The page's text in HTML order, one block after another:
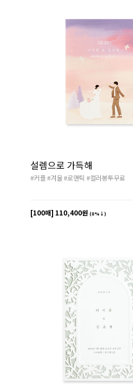
설렘으로 가득해
#커플#겨울#로맨틱 #컬러봉투무료
[100매] 110,400원 (8%↓)